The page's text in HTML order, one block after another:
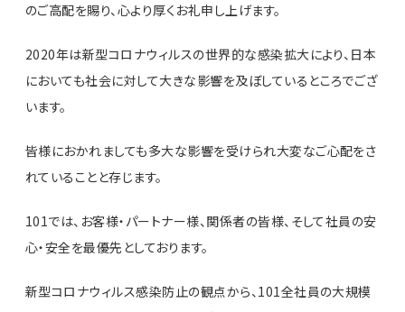
のご高配を賜り、心より厚くお礼申し上げます。
2020年は新型コロナウィルスの世界的な感染拡大により、日本
においても社会に対して大きな影響を及ぼしているところでござ
います。
皆様におかれましても多大な影響を受けられ大変なご心配をさ
れていることと存じます。
101では、お客様・パートナー様、関係者の皆様、そして社員の安
心・安全を最優先としております。
新型コロナウィルス感染防止の観点から、101全社員の大規模